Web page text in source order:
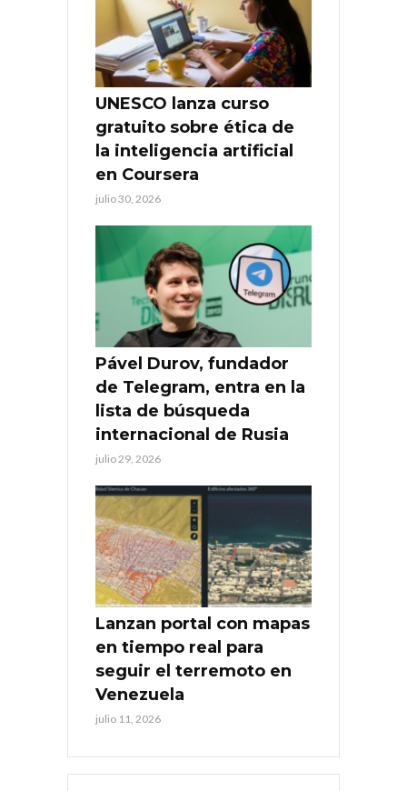
UNESCO lanza curso
gratuito sobre ética de
la inteligencia artificial
en Coursera
julio 30, 2026
Pável Durov, fundador
de Telegram, entra en la
lista de búsqueda
internacional de Rusia
julio 29, 2026
Lanzan portal con mapas
en tiempo real para
seguir el terremoto en
Venezuela
julio 11, 2026